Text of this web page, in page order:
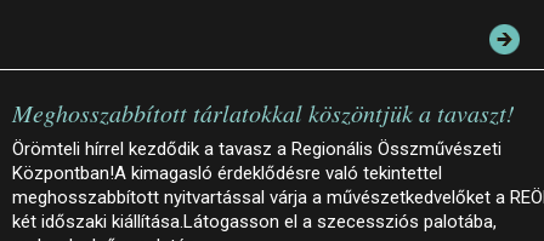
Meghosszabbított tárlatokkal köszöntjük a tavaszt!
Örömteli hírrel kezdődik a tavasz a Regionális Összművészeti
Központban!A kimagasló érdeklődésre való tekintettel
meghosszabbított nyitvartással várja a művészetkedvelőket a
két időszaki kiállítása.Látogasson el a szecessziós palotába,